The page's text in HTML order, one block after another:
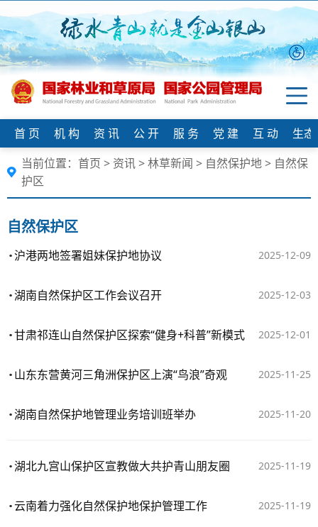
首 页 机 构 资 讯 公 开 服 务 党 建 互 动
生
当前位置： 首页 > 资讯>林草新闻 > 自然保护地> 自然保
护区
自然保护区
2025-12-09
沪港两地签署姐妹保护地协议
2025-12-03
湖南自然保护区工作会议召开
2025-12-01
甘肃祁连山自然保护区探索“健身+科普”新模式
2025-11-25
山东东营黄河三角洲保护区上演“鸟浪”奇观
2025-11-20
湖南自然保护地管理业务培训班举办
2025-11-19
湖北九宫山保护区宣教做大共护青山朋友圈
2025-11-19
云南着力强化自然保护地保护管理工作